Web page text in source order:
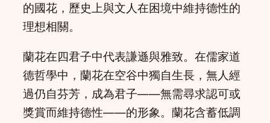
的國花，歷史上與文人在困境中維持德性的
理想相關。
蘭花在四君子中代表謙遜與雅致。在儒家道
德哲學中，蘭花在空谷中獨自生長，無人經
過仍自芬芳，成為君子——無需尋求認可或
獎賞而維持德性——的形象。蘭花含蓄低調